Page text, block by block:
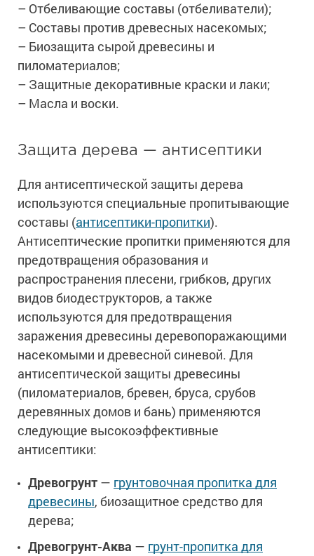
– Отбеливающие составы (отбеливатели);
– Составы против древесных насекомых;
– Биозащита сырой древесины и
пиломатериалов;
– Защитные декоративные краски и лаки;
– Масла и воски.
Защита дерева — антисептики
Для антисептической защиты дерева
используются специальные пропитывающие
составы (антисептики-пропитки).
Антисептические пропитки применяются для
предотвращения образования и
распространения плесени, грибков, других
видов биодеструкторов, а также
используются для предотвращения
заражения древесины деревопоражающими
насекомыми и древесной синевой. Для
антисептической защиты древесины
(пиломатериалов, бревен, бруса, срубов
деревянных домов и бань) применяются
следующие высокоэффективные
антисептики:
Древогрунт — грунтовочная пропитка для
древесины, биозащитное средство для
дерева;
Древогрунт-Аква — грунт-пропитка для